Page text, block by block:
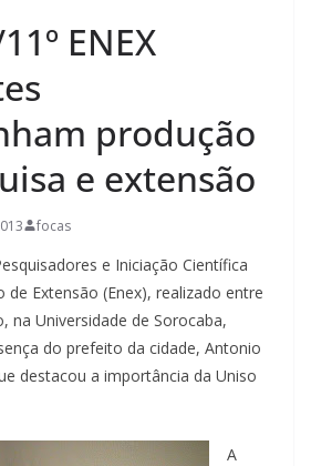
ENEX
produção
e extensão
focas
e Iniciação Científica
de Extensão (Enex), realizado entre
na Universidade de Sorocaba,
do prefeito da cidade, Antonio
destacou a importância da Uniso
A